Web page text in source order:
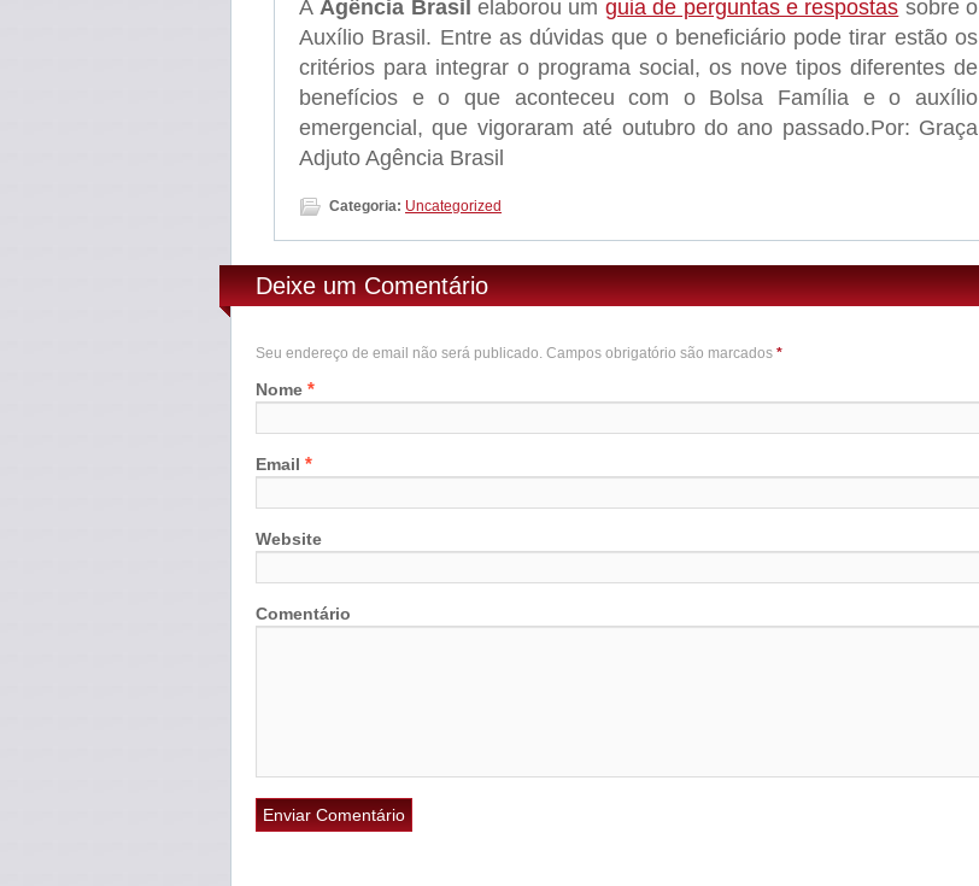
AAgência Brasil elaborou um guia de perguntas e respostas sobre o
Auxílio Brasil. Entre as dúvidas que o beneficiário pode tirar estão os
critérios para integrar o programa social, os nove tipos diferentes de
benefícios e o que aconteceu com o Bolsa Família e o auxílio
emergencial, que vigoraram até outubro do ano passado.Por: Graça
Adjuto Agência Brasil
Categoria: Uncategorized
Deixe um Comentário
Seu endereço de email não será publicado. Campos obrigatório são marcados *
Nome *
Email *
Website
Comentário